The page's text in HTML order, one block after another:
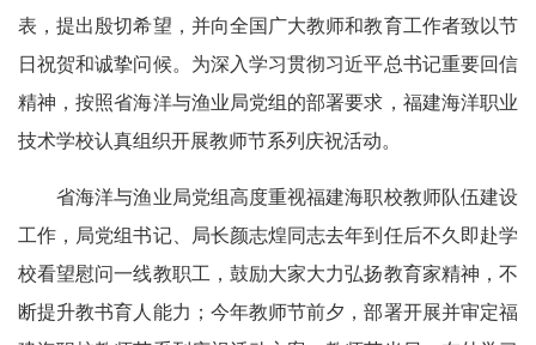
表，提出殷切希望，并向全国广大教师和教育工作者致以节
日祝贺和诚挚问候。为深入学习贯彻习近平总书记重要回信
精神，按照省海洋与渔业局党组的部署要求，福建海洋职业
技术学校认真组织开展教师节系列庆祝活动。
省海洋与渔业局党组高度重视福建海职校教师队伍建设
工作，局党组书记、局长颜志煌同志去年到任后不久即赴学
校看望慰问一线教职工，鼓励大家大力弘扬教育家精神，不
断提升教书育人能力；今年教师节前夕，部署开展并审定福